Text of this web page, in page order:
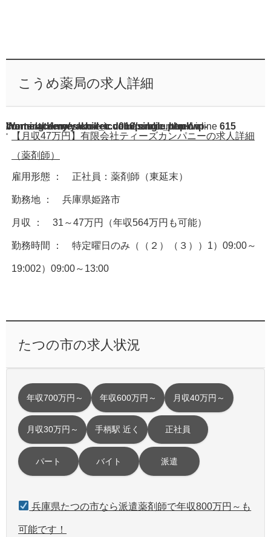
こうめ薬局の求人詳細
Warning: A non-numeric value encountered in
/home/acdmy/yaku-rec.com/public_html/wp-content/themes/chill_tcd016/single.phpon line 615
【月収47万円】有限会社ティーズカンパニーの求人詳細
（薬剤師）
雇用形態 ： 正社員：薬剤師（東延末）
勤務地 ： 兵庫県姫路市
月収 ： 31～47万円（年収564万円も可能）
勤務時間 ： 特定曜日のみ（（２）（３））1）09:00～
19:002）09:00～13:00
たつの市の求人状況
年収700万円～ 年収600万円～ 月収40万円～
月収30万円～ 手柄駅 近く 正社員
パート バイト 派遣
兵庫県たつの市なら派遣薬剤師で年収800万円～も
可能です！